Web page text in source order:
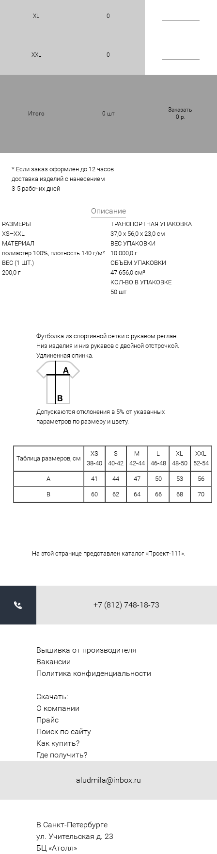
XL 0
XXL 0
Итого 0 шт
Заказать
0 р.
* Если заказ оформлен до 12 часов
доставка изделий с нанесением
3-5 рабочих дней
Описание
РАЗМЕРЫ
XS–XXL
МАТЕРИАЛ
полиэстер 100%, плотность 140 г/м²
ВЕС (1 ШТ.)
200,0 г
ТРАНСПОРТНАЯ УПАКОВКА
37,0 x 56,0 x 23,0 см
ВЕС УПАКОВКИ
10 000,0 г
ОБЪЕМ УПАКОВКИ
47 656,0 см³
КОЛ-ВО В УПАКОВКЕ
50 шт
Футболка из спортивной сетки с рукавом реглан.
Низ изделия и низ рукавов с двойной отстрочкой.
Удлиненная спинка.
Допускаются отклонения в 5% от указанных
параметров по размеру и цвету.
Таблица размеров, см
XS
38-40
S
40-42
M
42-44
L
46-48
XL
48-50
XXL
52-54
A 41 44 47 50 53 56
B 60 62 64 66 68 70
На этой странице представлен каталог «Проект-111».
+7 (812) 748-18-73
aludmila@inbox.ru
Вышивка от производителя
Вакансии
Политика конфиденциальности
Скачать:
О компании
Прайс
Поиск по сайту
Как купить?
Где получить?
В Санкт-Петербурге
ул. Учительская д. 23
БЦ «Атолл»